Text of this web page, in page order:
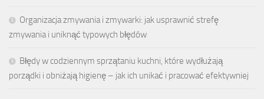
Organizacja zmywania i zmywarki: jak usprawnić strefę
zmywania i uniknąć typowych błędów
Błędy w codziennym sprzątaniu kuchni, które wydłużają
porządki i obniżają higienę – jak ich unikać i pracować efektywniej